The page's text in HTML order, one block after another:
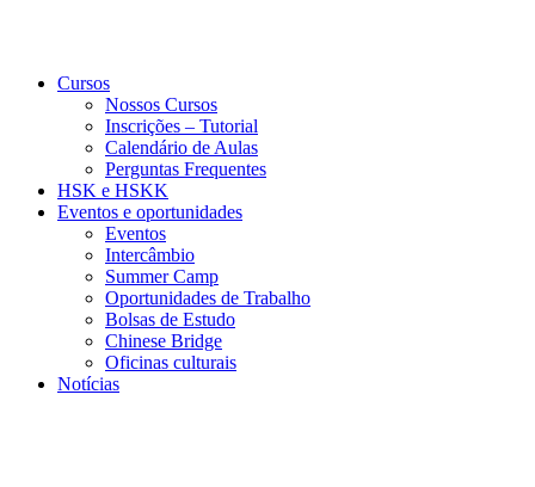
Cursos
Nossos Cursos
Inscrições – Tutorial
Calendário de Aulas
Perguntas Frequentes
HSK e HSKK
Eventos e oportunidades
Eventos
Intercâmbio
Summer Camp
Oportunidades de Trabalho
Bolsas de Estudo
Chinese Bridge
Oficinas culturais
Notícias